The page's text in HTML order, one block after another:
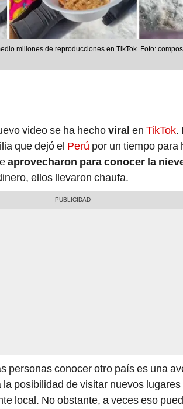
millones de reproducciones en TikTok. Foto:
video se ha hechoviral en TikTok.
que dejó el Perú por un tiempo para
aprovecharon para conocer la
ellos llevaron chaufa.
personas conocer otro país es una
posibilidad de visitar nuevos lugares
local. No obstante, a veces eso